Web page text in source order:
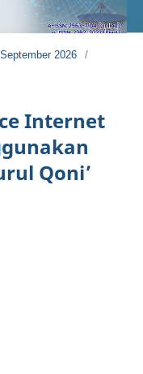
2026
/
Internet
Qoni’